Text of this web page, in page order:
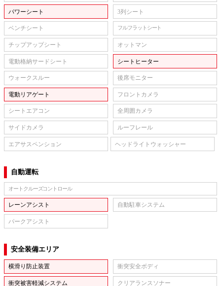
パワーシート 3列シート
ベンチシート フルフラットシート
チップアップシート オットマン
電動格納サードシート シートヒーター
ウォークスルー 後席モニター
電動リアゲート フロントカメラ
シートエアコン 全周囲カメラ
サイドカメラ ルーフレール
エアサスペンション ヘッドライトウォッシャー
自動運転
オートクルーズコントロール
レーンアシスト 自動駐車システム
パークアシスト
安全装備エリア
横滑り防止装置 衝突安全ボディ
衝突被害軽減システム クリアランスソナー